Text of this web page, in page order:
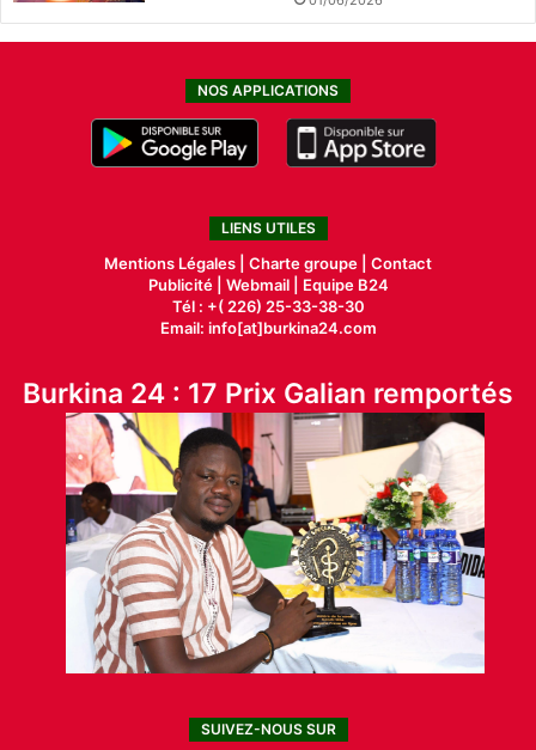
NOS APPLICATIONS
LIENS UTILES
Mentions Légales | Charte groupe | Contact
Publicité| Webmail |
Equipe B24
Tél : +( 226) 25-33-38-30
Email: info[at]burkina24.com
Burkina 24 : 17 Prix Galian remportés
SUIVEZ-NOUS SUR